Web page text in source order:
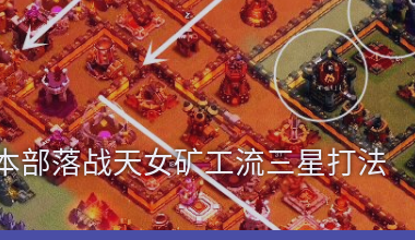
部落战天女矿工流三星打法